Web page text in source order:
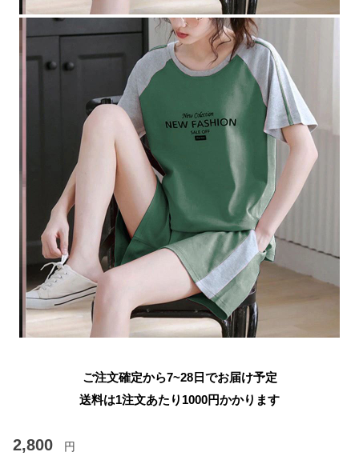
ご注文確定から7~28日でお届け予定
送料は1注文あたり 1000円かかります
2,800 円